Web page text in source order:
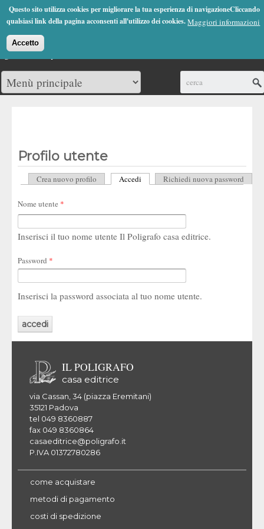
Questo sito utilizza cookies per migliorare la tua esperienza di navigazioneCliccando
qualsiasi link della pagina acconsenti all'utilizzo dei cookies.Maggiori informazioni
Accetto
Jump to Navigation
(0)
Profilo utente
Schede primarie
Crea nuovo profilo Accedi (scheda attiva)
Richiedi nuova password
Nome utente *
Inserisci il tuo nome utente Il Poligrafo casa editrice.
Password *
Inserisci la password associata al tuo nome utente.
IL POLIGRAFO
casa editrice
via Cassan, 34 (piazza Eremitani)
35121 Padova
tel 049 8360887
fax 049 8360864
casaeditrice@poligrafo.it
P.IVA 01372780286
come acquistare
metodi di pagamento
costi di spedizione